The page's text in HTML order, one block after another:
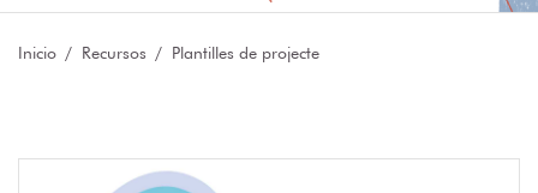
Inicio Recursos Plantilles de projecte